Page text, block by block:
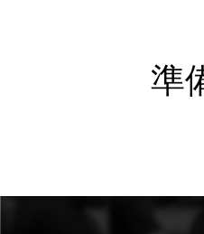
準